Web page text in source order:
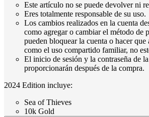
Este artículo no se puede devolver ni
Eres totalmente responsable de su uso.
Los cambios realizados en la cuenta
como agregar o cambiar el método de
pueden bloquear la cuenta o hacer que
como el uso compartido familiar, no
El inicio de sesión y la contraseña de
proporcionarán después de la compra.
2024 Edition incluye:
Sea of Thieves
10k Gold